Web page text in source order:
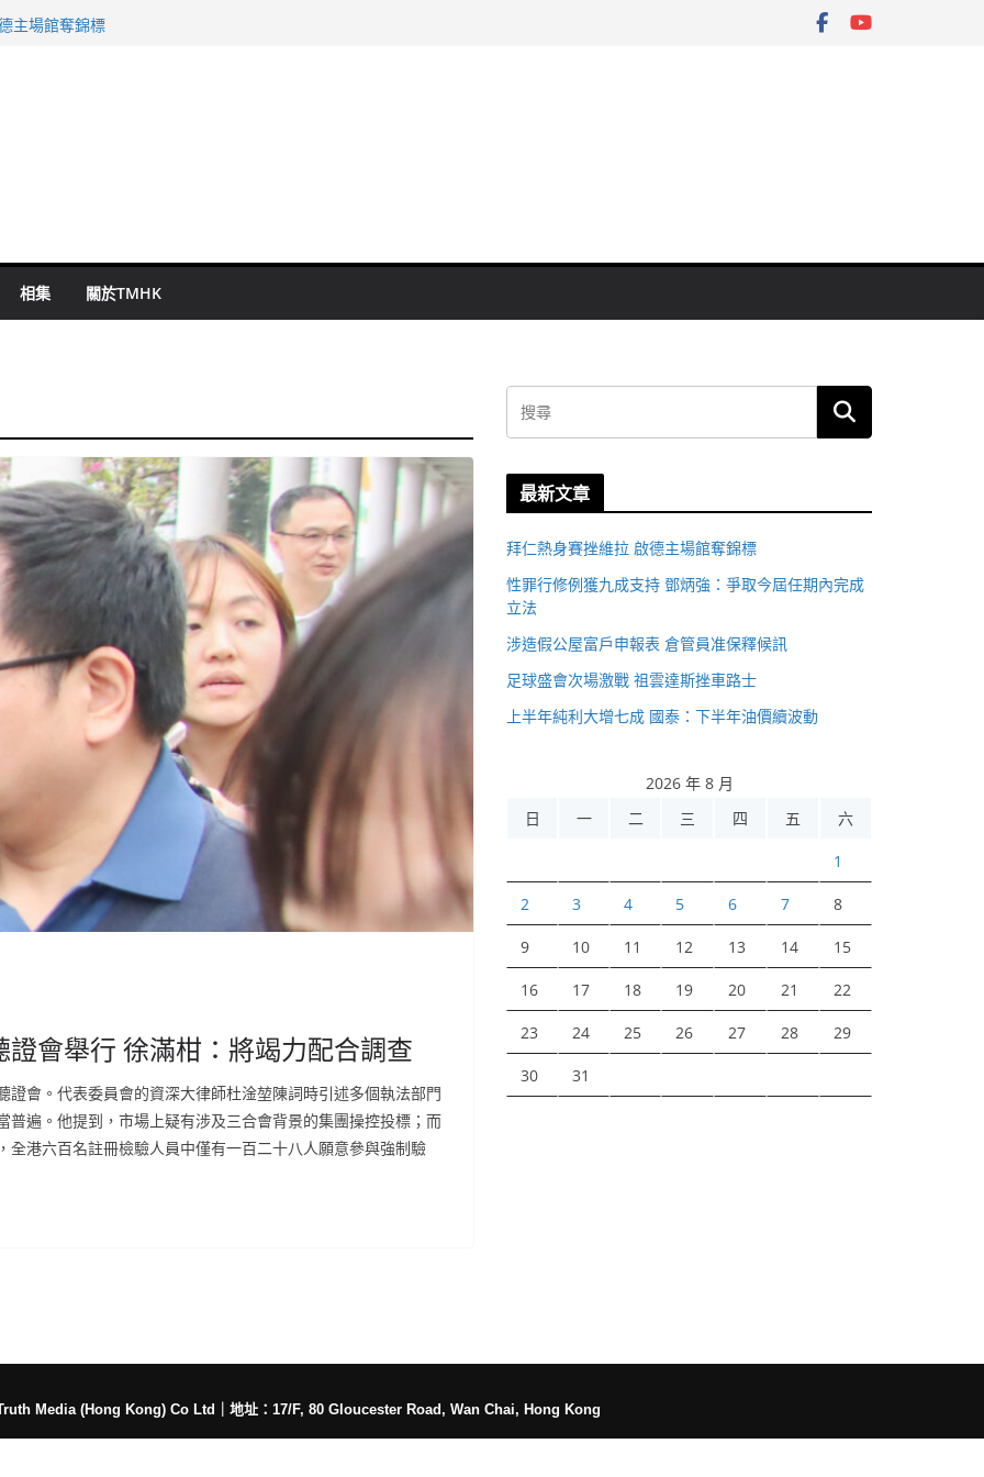
泰：下半年油價續波動
主場館奪錦標
相集 關於TMHK
會舉行 徐滿柑：將竭力配合調查
會。代表委員會的資深大律師杜淦堃陳詞時引述多個執法部門
遍。他提到，市場上疑有涉及三合會背景的集團操控投標；而
港六百名註冊檢驗人員中僅有一百二十八人願意參與強制驗
最新文章
拜仁熱身賽挫維拉 啟德主場館奪錦標
性罪行修例獲九成支持 鄧炳強：爭取今屆任期內完成
立法
涉造假公屋富戶申報表 倉管員准保釋候訊
足球盛會次場激戰 祖雲達斯挫車路士
上半年純利大增七成 國泰：下半年油價續波動
2026 年 8 月
日
一 二 三 四 五 六
1
2 3 4 5 6 7 8
9 10 11 12 13 14 15
16 17 18 19 20 21 22
23 24 25 26 27 28 29
30 31
Media (Hong Kong) Co Ltd 地址：17/F, 80 Gloucester Road, Wan Chai, Hong Kong